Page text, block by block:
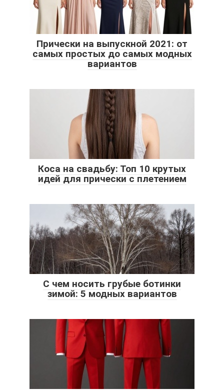
Прически на выпускной 2021: от
самых простых до самых модных
вариантов
Коса на свадьбу: Топ 10 крутых
идей для прически с плетением
С чем носить грубые ботинки
зимой: 5 модных вариантов